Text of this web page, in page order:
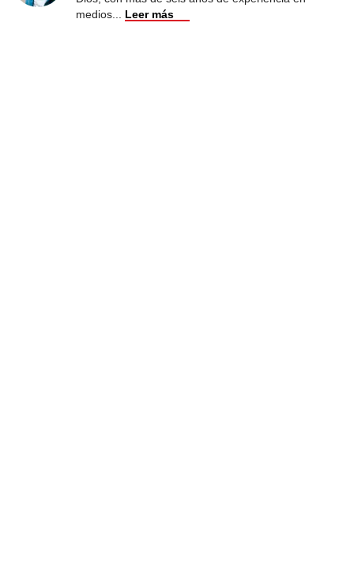
medios
Leer más